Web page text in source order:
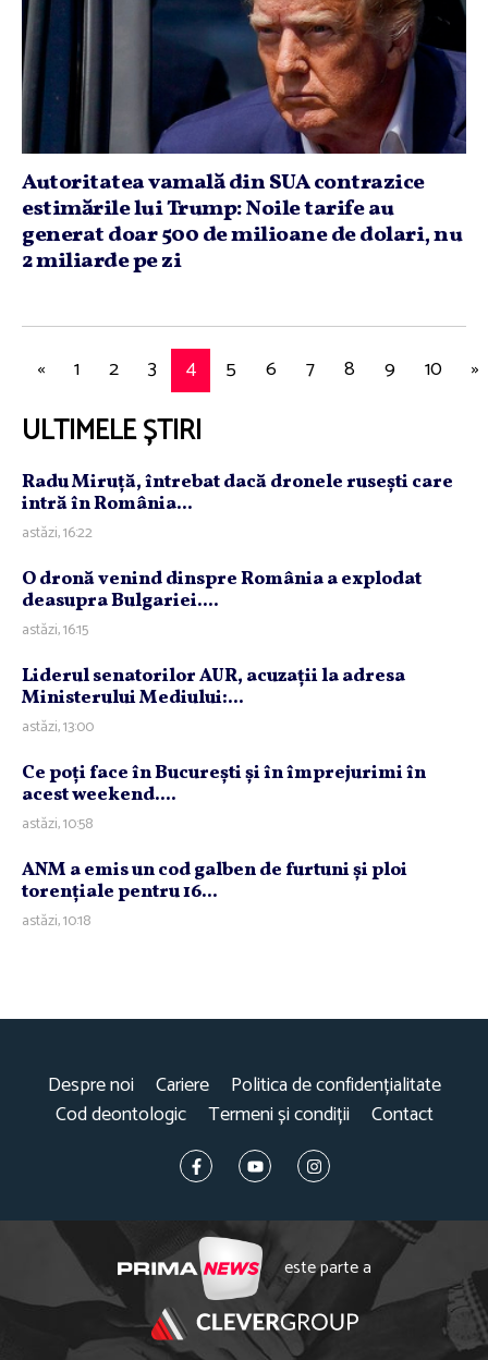
Autoritatea vamală din SUA contrazice
estimările lui Trump: Noile tarife au
generat doar 500 de milioane de dolari, nu
2 miliarde pe zi
« 1 2 3 4 5 6 7 8 9 10 »
ULTIMELE ȘTIRI
Radu Miruţă, întrebat dacă dronele ruseşti care
intră în România...
astăzi, 16:22
O dronă venind dinspre România a explodat
deasupra Bulgariei....
astăzi, 16:15
Liderul senatorilor AUR, acuzaţii la adresa
Ministerului Mediului:...
astăzi, 13:00
Ce poţi face în Bucureşti şi în împrejurimi în
acest weekend....
astăzi, 10:58
ANM a emis un cod galben de furtuni şi ploi
torenţiale pentru 16...
astăzi, 10:18
Despre noi Cariere
Politica de confidențialitate
Cod deontologic
Termeni și condiții Contact
este parte a